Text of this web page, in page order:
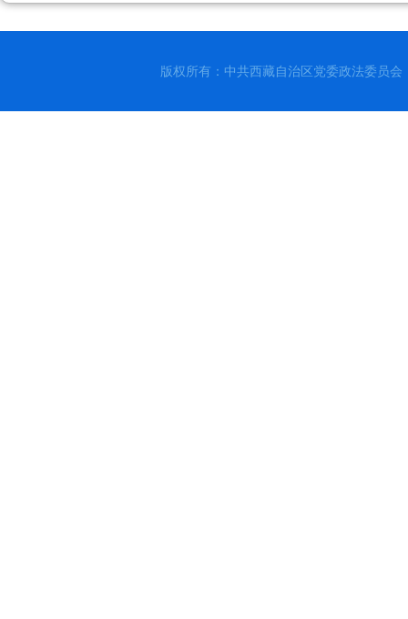
版权所有：中共西藏自治区党委政法委员